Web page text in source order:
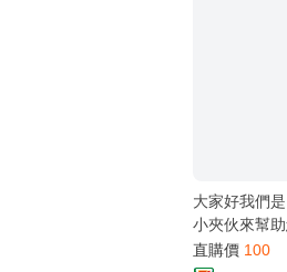
大家好我們
小夾伙來幫
直購價 100